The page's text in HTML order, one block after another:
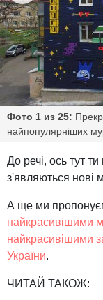
Фото 1 из 25:
найпопулярніших
До речі, ось тут
з'являються нові
А ще ми
найкрасивішими
найкрасивішими
України.
ЧИТАЙ ТАКОЖ: